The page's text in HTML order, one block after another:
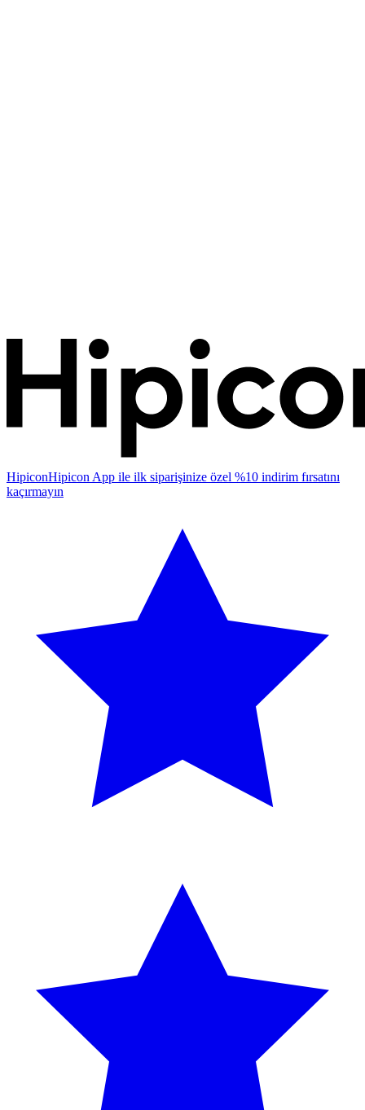
HipiconHipicon App ile ilk siparişinize özel %10 indirim fırsatını
kaçırmayın